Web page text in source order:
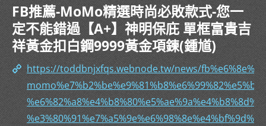
FB推薦-MoMo精選時尚必敗款式-您一
定不能錯過【A+】神明保庇 單框富貴吉
祥黃金扣白鋼9999黃金項鍊(鍾馗)
https://toddbnjxfqs.webnode.tw/news/